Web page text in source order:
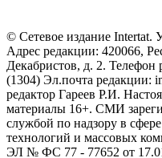
© Сетевое издание
Адрес редакции: 420066,
Декабристов, д. 2. Телефон
(1304) Эл.почта редакции:
редактор Гареев Р.И.
материалы 16+. СМИ
службой по надзору в
технологий и массовых
ЭЛ № ФС 77 - 77652 от